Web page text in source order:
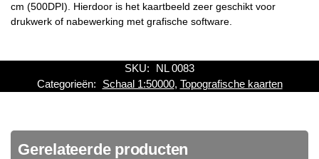
cm (500DPI). Hierdoor is het kaartbeeld zeer geschikt voor
drukwerk of nabewerking met grafische software.
SKU:
NL 0083
Categorieën:
Schaal 1:50000, Topografische kaarten
Gerelateerde producten